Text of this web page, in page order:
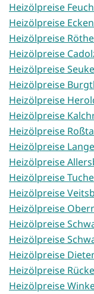
Heizölpreise
Heizölpreise
Heizölpreise
Heizölpreise
Heizölpreise
Heizölpreise
Heizölpreise
Heizölpreise
Heizölpreise
Heizölpreise
Heizölpreise
Heizölpreise
Heizölpreise
Heizölpreise
Heizölpreise
Heizölpreise
Heizölpreise
Heizölpreise
Heizölpreise